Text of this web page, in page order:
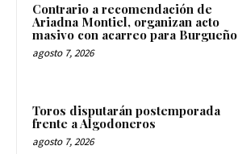
Contrario a recomendación de
Ariadna Montiel, organizan acto
masivo con acarreo para Burgueño
agosto 7, 2026
Toros disputarán postemporada
frente a Algodoneros
agosto 7, 2026